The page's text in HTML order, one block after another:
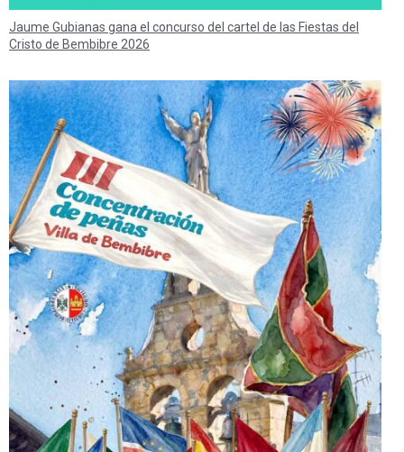
Jaume Gubianas gana el concurso del cartel de las Fiestas del
Cristo de Bembibre 2026